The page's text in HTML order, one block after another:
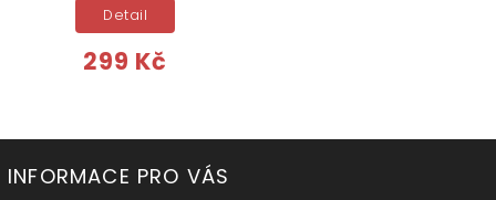
299 Kč
Detail
INFORMACE PRO VÁS